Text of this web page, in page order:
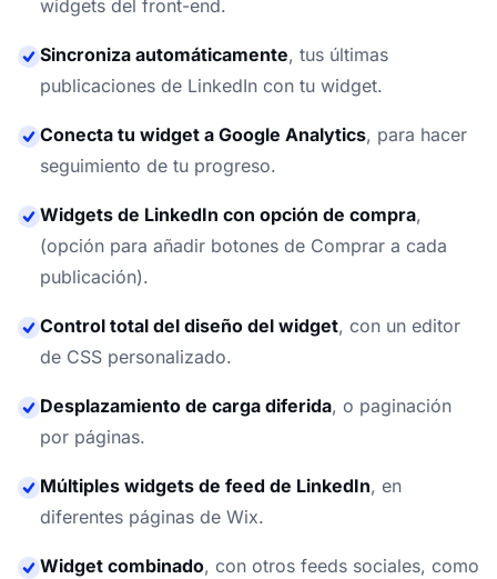
widgets del front-end.
Sincroniza automáticamente, tus últimas
publicaciones de LinkedIn con tu widget.
Conecta tu widget a Google Analytics, para hacer
seguimiento de tu progreso.
Widgets de LinkedIn con opción de compra,
(opción para añadir botones de Comprar a cada
publicación).
Control total del diseño del widget, con un editor
de CSS personalizado.
Desplazamiento de carga diferida, o paginación
por páginas.
Múltiples widgets de feed de LinkedIn, en
diferentes páginas de Wix.
Widget combinado, con otros feeds sociales, como